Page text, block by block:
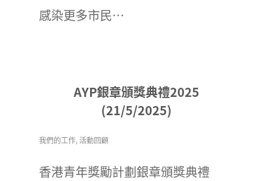
感染更多市民…
AYP銀章頒獎典禮2025
(21/5/2025)
我們的工作, 活動回顧
香港青年獎勵計劃銀章頒獎典禮